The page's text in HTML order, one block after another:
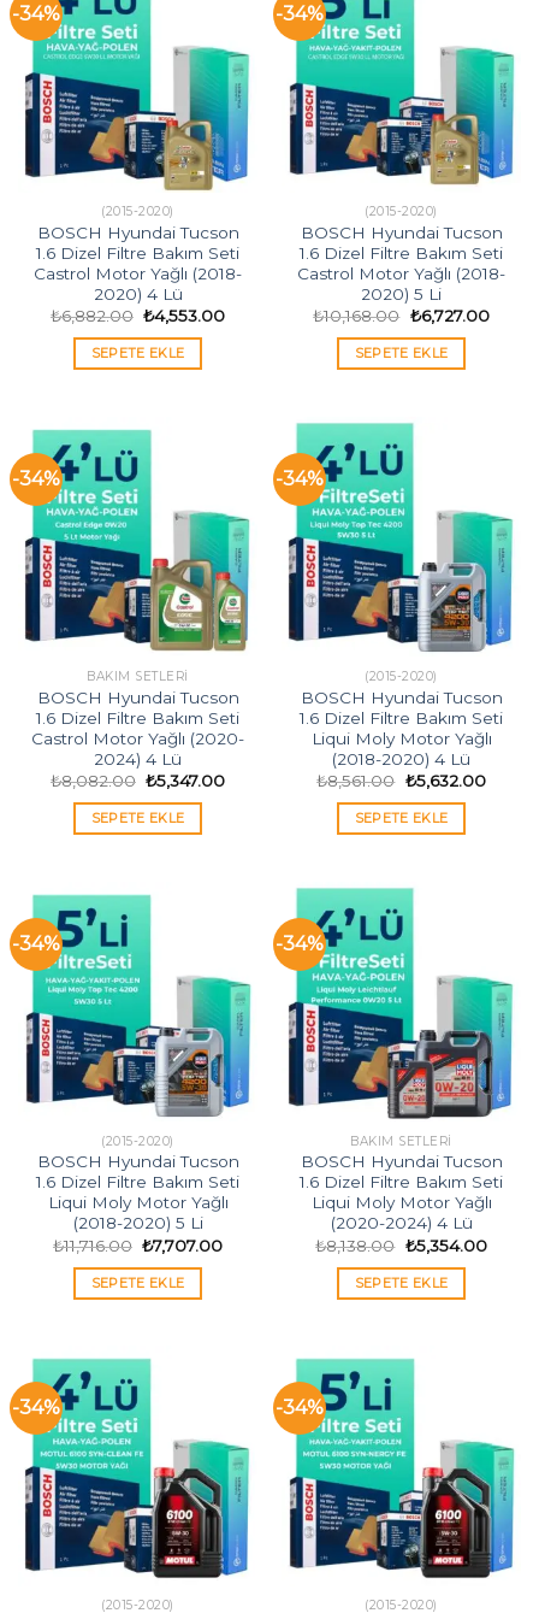
-34%
(2015-2020)
BOSCH Hyundai Tucson
1.6 Dizel Filtre Bakım Seti
Castrol Motor Yağlı (2018-
2020) 4 Lü
₺6,882.00 Orijinal
fiyat:
₺6,882.00.
₺4,553.00Şu
SEPETE EKLE
-34%
(2015-2020)
BOSCH Hyundai Tucson
1.6 Dizel Filtre Bakım Seti
Castrol Motor Yağlı (2018-
2020) 5 Li
₺10,168.00 Orijinal
fiyat:
₺10,168.00.
₺6,727.00Şu
SEPETE EKLE
-34%
BAKIM SETLERI
BOSCH Hyundai Tucson
1.6 Dizel Filtre Bakım Seti
Castrol Motor Yağlı (2020-
2024) 4 Lü
₺8,082.00 Orijinal
fiyat:
₺8,082.00.
₺5,347.00Şu
SEPETE EKLE
-34%
(2015-2020)
BOSCH Hyundai Tucson
1.6 Dizel Filtre Bakım Seti
Liqui Moly Motor Yağlı
(2018-2020) 4 Lü
₺8,561.00 Orijinal
fiyat:
₺8,561.00.
₺5,632.00Şu
SEPETE EKLE
-34%
(2015-2020)
BOSCH Hyundai Tucson
1.6 Dizel Filtre Bakım Seti
Liqui Moly Motor Yağlı
(2018-2020) 5 Li
₺11,716.00 Orijinal
fiyat:
₺11,716.00.
₺7,707.00Şu
SEPETE EKLE
-34%
BAKIM SETLERI
BOSCH Hyundai Tucson
1.6 Dizel Filtre Bakım Seti
Liqui Moly Motor Yağlı
(2020-2024) 4 Lü
₺8,138.00 Orijinal
fiyat:
₺8,138.00.
₺5,354.00Şu
SEPETE EKLE
-34%
(2015-2020)
-34%
(2015-2020)